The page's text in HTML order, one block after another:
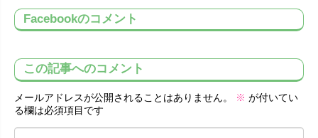
Facebookのコメント
この記事へのコメント
メールアドレスが公開されることはありません。 ※ が付いてい
る欄は必須項目です